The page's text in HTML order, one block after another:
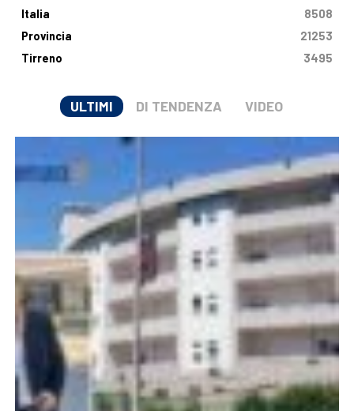
Italia
8508
Provincia
21253
Tirreno
3495
ULTIMI DI TENDENZA VIDEO